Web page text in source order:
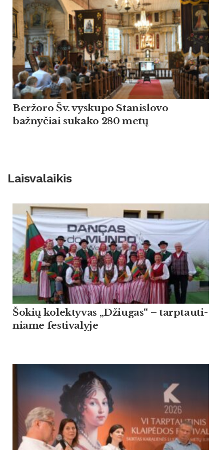
Beržoro Šv. vyskupo Stanislovo
bažnyčiai sukako 280 metų
Laisvalaikis
Šo­kių ko­lek­ty­vas „Džiu­gas“ – tarp­tau­ti­
nia­me fes­ti­va­ly­je